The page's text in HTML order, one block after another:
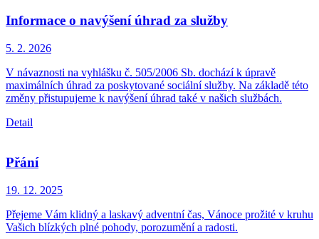
Informace o navýšení úhrad za služby
5. 2. 2026
V návaznosti na vyhlášku č. 505/2006 Sb. dochází k úpravě
maximálních úhrad za poskytované sociální služby. Na základě této
změny přistupujeme k navýšení úhrad také v našich službách.
Detail
Přání
19. 12. 2025
Přejeme Vám klidný a laskavý adventní čas, Vánoce prožité v kruhu
Vašich blízkých plné pohody, porozumění a radosti.